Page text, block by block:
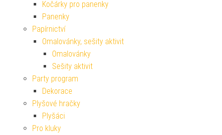
Kočárky pro panenky
Panenky
Papírnictví
Omalovánky, sešity aktivit
Omalovánky
Sešity aktivit
Party program
Dekorace
Plyšové hračky
Plyšáci
Pro kluky